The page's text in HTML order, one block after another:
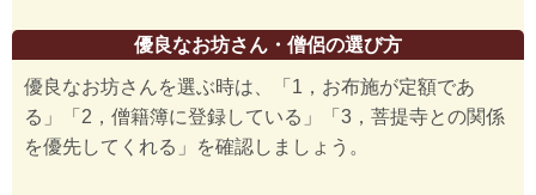
優良なお坊さん・僧侶の選び方
優良なお坊さんを選ぶ時は、「1，お布施が定額であ
る」「2，僧籍簿に登録している」「3，菩提寺との関係
を優先してくれる」を確認しましょう。